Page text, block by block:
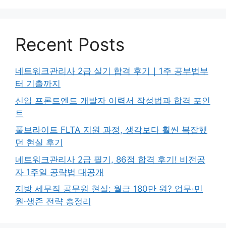
Recent Posts
네트워크관리사 2급 실기 합격 후기｜1주 공부법부
터 기출까지
신입 프론트엔드 개발자 이력서 작성법과 합격 포인
트
풀브라이트 FLTA 지원 과정, 생각보다 훨씬 복잡했
던 현실 후기
네트워크관리사 2급 필기, 86점 합격 후기! 비전공
자 1주일 공략법 대공개
지방 세무직 공무원 현실: 월급 180만 원? 업무·민
원·생존 전략 총정리